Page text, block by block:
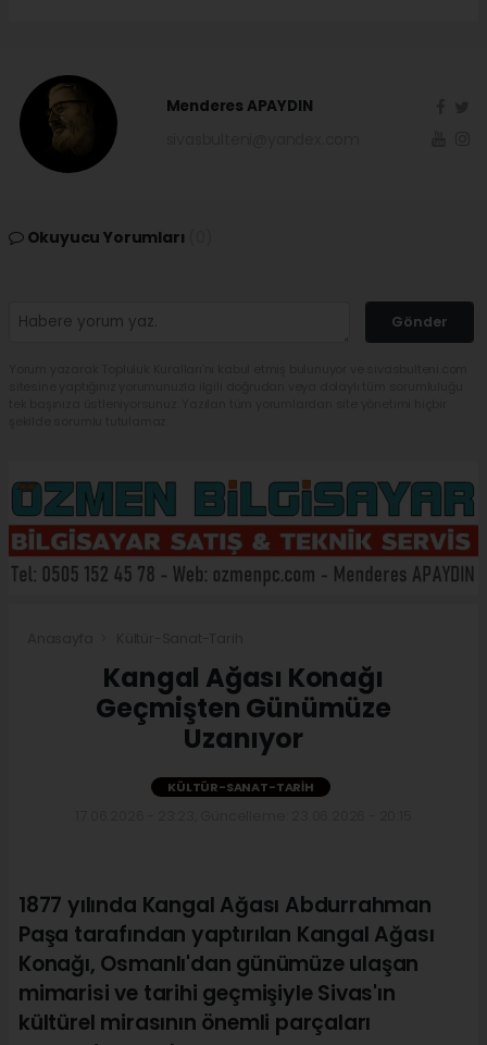
Menderes APAYDIN
Okuyucu Yorumları
Gönder
Kangal Ağası Konağı
Geçmişten Günümüze
Uzanıyor
KÜLTÜR-SANAT-TARIH
1877 yılında Kangal Ağası Abdurrahman
Paşa tarafından yaptırılan Kangal Ağası
Konağı, Osmanlı'dan günümüze ulaşan
mimarisi ve tarihi geçmişiyle Sivas'ın
kültürel mirasının önemli parçaları